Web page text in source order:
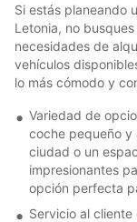
Si estás planeando
Letonia, no
necesidades de
vehículos
lo más cómodo y
Variedad de
coche pequeño y
ciudad o un
impresionantes
opción perfecta
Servicio al